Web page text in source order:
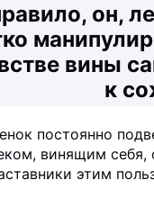
он,
вины
к
постоянно
винящим себя,
этим